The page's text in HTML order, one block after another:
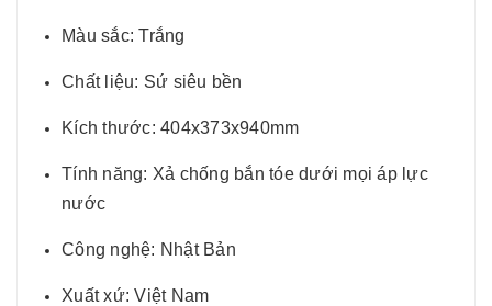
Màu sắc: Trắng
Chất liệu: Sứ siêu bền
Kích thước: 404x373x940mm
Tính năng: Xả chống bắn tóe dưới mọi áp lực
nước
Công nghệ: Nhật Bản
Xuất xứ: Việt Nam